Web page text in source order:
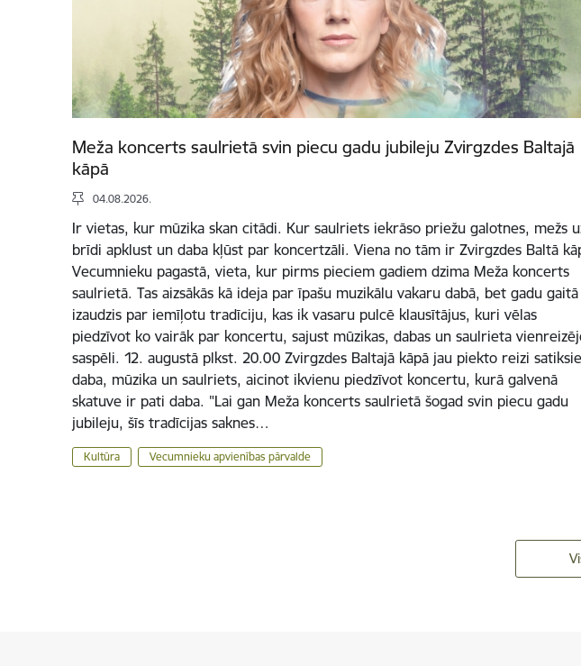
Meža koncerts saulrietā svin piecu gadu jubileju Zvirgzdes Baltajā
kāpā
04.08.2026.
Ir vietas, kur mūzika skan citādi. Kur saulriets iekrāso priežu galotnes, mežs
brīdi apklust un daba kļūst par koncertzāli. Viena no tām ir Zvirgzdes Baltā
Vecumnieku pagastā, vieta, kur pirms pieciem gadiem dzima Meža koncerts
saulrietā. Tas aizsākās kā ideja par īpašu muzikālu vakaru dabā, bet gadu gaitā
izaudzis par iemīļotu tradīciju, kas ik vasaru pulcē klausītājus, kuri vēlas
piedzīvot ko vairāk par koncertu, sajust mūzikas, dabas un saulrieta
saspēli. 12. augustā plkst. 20.00 Zvirgzdes Baltajā kāpā jau piekto reizi
daba, mūzika un saulriets, aicinot ikvienu piedzīvot koncertu, kurā galvenā
skatuve ir pati daba. "Lai gan Meža koncerts saulrietā šogad svin piecu gadu
jubileju, šīs tradīcijas saknes…
Kultūra Vecumnieku apvienības pārvalde